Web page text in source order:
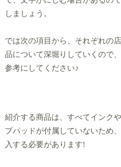
しましょう。
では次の項目から、それぞれの
品について深堀りしていくので
参考にしてください♪
紹介する商品は、すべてインク
プパッドが付属していないため
入する必要があります!